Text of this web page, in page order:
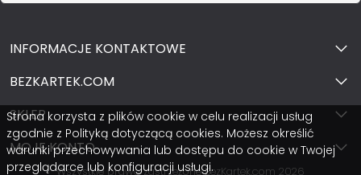
INFORMACJE KONTAKTOWE
BEZKARTEK.COM
SKLEP
MOJE KONTO
Wszystkie prawa zastrzeżone BezKartek.com 2026
Strona korzysta z plików cookie w celu realizacji usług
zgodnie z Polityką dotyczącą cookies. Możesz określić
warunki przechowywania lub dostępu do cookie w Twojej
przeglądarce lub konfiguracji usługi.